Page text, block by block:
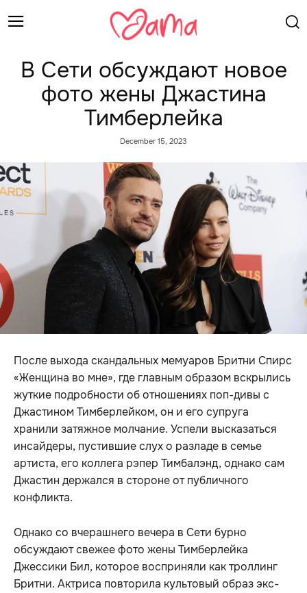
В Сети обсуждают новое
фото жены Джастина
Тимберлейка
December 15, 2023
После выхода скандальных мемуаров Бритни Спирс
«Женщина во мне», где главным образом вскрылись
жуткие подробности об отношениях поп-дивы с
Джастином Тимберлейком, он и его супруга
хранили затяжное молчание. Успели высказаться
инсайдеры, пустившие слух о разладе в семье
артиста, его коллега рэпер Тимбалэнд, однако сам
Джастин держался в стороне от публичного
конфликта.
Однако со вчерашнего вечера в Сети бурно
обсуждают свежее фото жены Тимберлейка
Джессики Бил, которое восприняли как троллинг
Бритни. Актриса повторила культовый образ экс-